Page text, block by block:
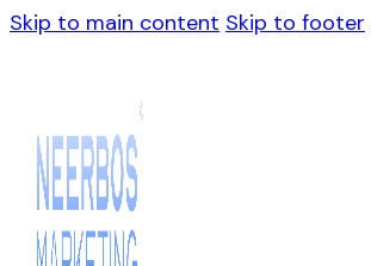
Skip to main content Skip to footer